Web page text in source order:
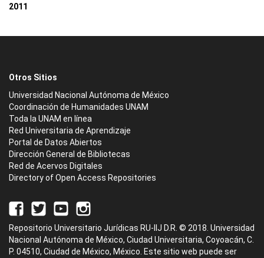
2011
Otros Sitios
Universidad Nacional Autónoma de México
Coordinación de Humanidades UNAM
Toda la UNAM en línea
Red Universitaria de Aprendizaje
Portal de Datos Abiertos
Dirección General de Bibliotecas
Red de Acervos Digitales
Directory of Open Access Repositories
Repositorio Universitario Jurídicas RU-IIJ D.R. © 2018. Universidad
Nacional Autónoma de México, Ciudad Universitaria, Coyoacán, C.
P. 04510, Ciudad de México, México. Este sitio web puede ser